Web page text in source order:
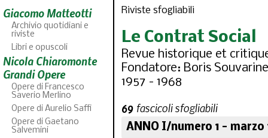
Giacomo Matteotti
Archivio quotidiani e
riviste
Libri e opuscoli
Nicola Chiaromonte
Grandi Opere
Opere di Francesco
Saverio Merlino
Opere di Aurelio Saffi
Opere di Gaetano
Salvemini
Riviste sfogliabili
Le Contrat Social
Revue historique et
Fondatore: Boris Souvarine
1957 - 1968
69 fascicoli sfogliabili
ANNO I/numero 1 - marzo